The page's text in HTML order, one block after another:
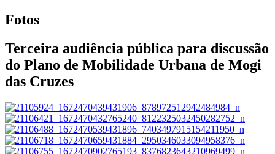
Fotos
Terceira audiência pública para discussão
do Plano de Mobilidade Urbana de Mogi
das Cruzes